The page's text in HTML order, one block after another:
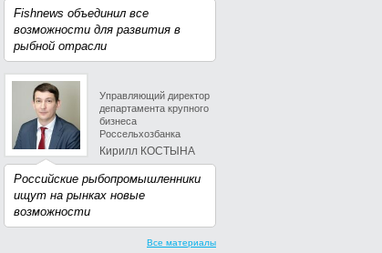
Fishnews объединил все
возможности для развития в
рыбной отрасли
Управляющий директор
департамента крупного
бизнеса
Россельхозбанка
Кирилл КОСТЫНА
Российские рыбопромышленники
ищут на рынках новые
возможности
Все материалы